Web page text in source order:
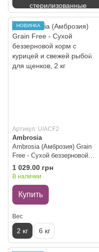
стерилизованные
НОВИНКА
Артикул: U/ACF2
Ambrosia
Ambrosia (Амброзия) Grain
Free - Сухой беззерновой
корм с курицей и свежей
рыбой для щенков, 2 кг
1 029.00 грн
В наличии
Купить
Вес
2 кг 6 кг